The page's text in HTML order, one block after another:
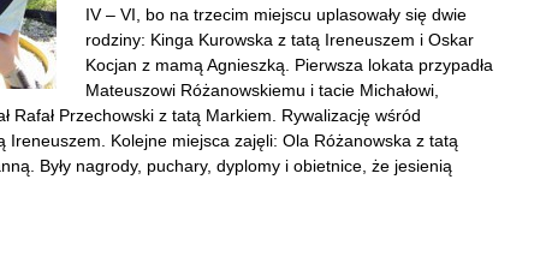
IV – VI, bo na trzecim miejscu uplasowały się dwie
rodziny: Kinga Kurowska z tatą Ireneuszem i Oskar
Kocjan z mamą Agnieszką. Pierwsza lokata przypadła
Mateuszowi Różanowskiemu i tacie Michałowi,
Rafał Przechowski z tatą Markiem. Rywalizację wśród
Kolejne miejsca zajęli: Ola Różanowska z tatą
Były nagrody, puchary, dyplomy i obietnice, że jesienią